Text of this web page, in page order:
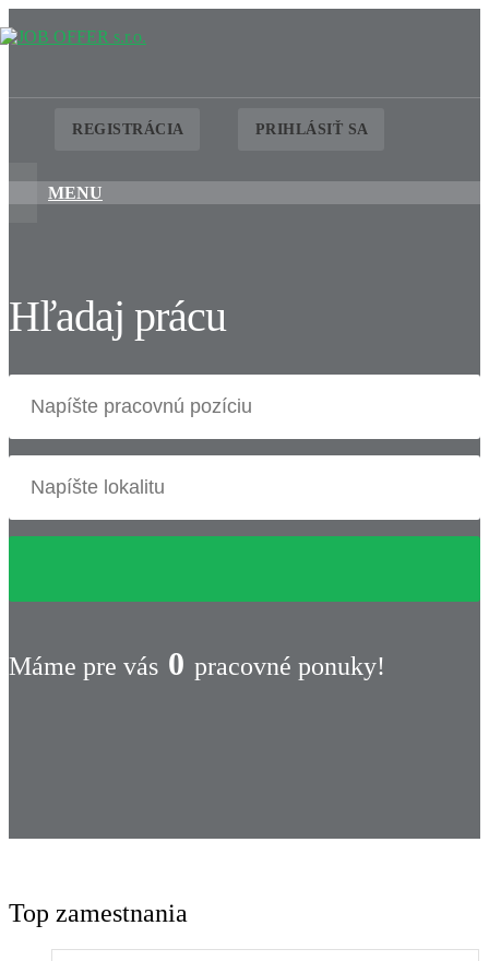
REGISTRÁCIA PRIHLÁSIŤ SA
MENU
Hľadaj prácu
Máme pre vás 0 pracovné ponuky!
Top zamestnania